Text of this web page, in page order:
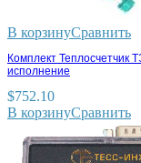
В корзинуСравнить
Комплект
исполнение
$752.10
В корзинуСравнить